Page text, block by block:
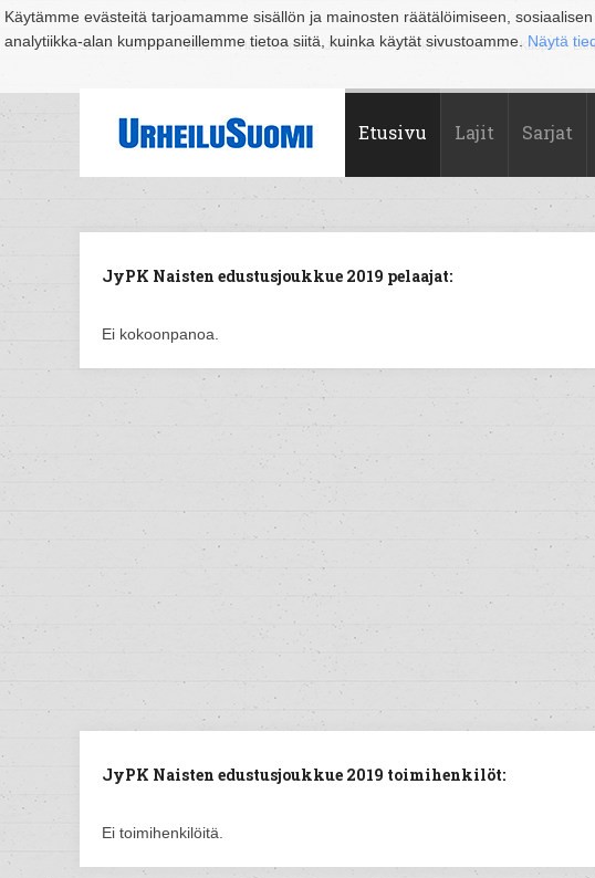
Käytämme evästeitä tarjoamamme sisällön ja mainosten räätälöimiseen,
analytiikka-alan kumppaneillemme tietoa siitä, kuinka käytät sivustoamme. Näytä
Suomi Espoo Helsinki Hämeenlinna Joensuu Jyväskylä Kouvola Kuopio
Etusivu Lajit Sarjat
JyPK Naisten edustusjoukkue 2019 pelaajat:
Ei kokoonpanoa.
JyPK Naisten edustusjoukkue 2019 toimihenkilöt:
Ei toimihenkilöitä.